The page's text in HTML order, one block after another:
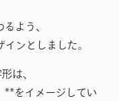
よう、
ンとしました。
は、
**をイメージしてい